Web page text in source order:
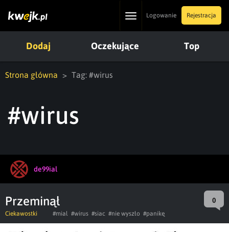
ToggleLogowanie Rejestracja
Dodaj Oczekujące Top
Strona główna Tag: #wirus
#wirus
de99ial
Przeminął 0
Ciekawostki #mial #wirus #siac #nie wyszło #panikę